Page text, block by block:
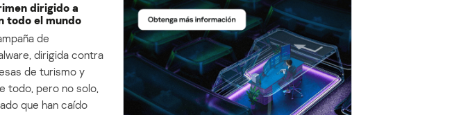
dirigido a
todo el mundo
de
dirigida contra
de turismo y
todo, pero no solo,
que han caído